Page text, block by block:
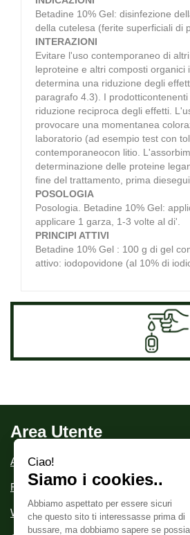
Betadine 10% Gel: disinfezione
della cutelesa (ferite superficiali di
INTERAZIONI
Evitare l'uso contemporaneo di
leproteine e altri composti
determina una riduzione degli
paragrafo 4.3). I
riduzione reciproca degli effetti.
provocare una momentanea
laboratorio (ad esempio test con
contemporaneocon litio.
determinazione delle proteine
fine del trattamento, prima
POSOLOGIA
Posologia. Betadine 10% Gel:
applicare 1 garza, 1-3 volte al di'.
PRINCIPI ATTIVI
Betadine 10% Gel : 100 g di gel
attivo: iodopovidone (al 10% di
Area Utente
Area utente
Registrati
Wishlist